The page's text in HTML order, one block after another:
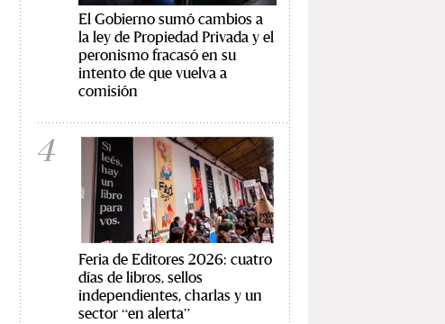
El Gobierno sumó cambios a
la ley de Propiedad Privada y el
peronismo fracasó en su
intento de que vuelva a
comisión
4
Feria de Editores 2026: cuatro
días de libros, sellos
independientes, charlas y un
sector “en alerta”